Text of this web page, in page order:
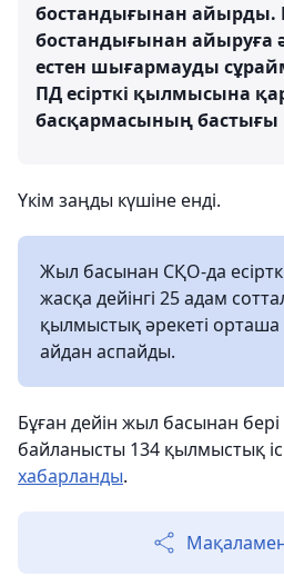
бостандығынан айырды.
бостандығынан айыруға
естен шығармауды
ПД есірткі қылмысына
басқармасының бастығы
Үкім заңды күшіне енді.
Жыл басынан СҚО-да есірткі
жасқа дейінгі 25 адам
қылмыстық әрекеті орташа
айдан аспайды.
Бұған дейін жыл басынан
байланысты 134 қылмыстық іс
хабарланды.